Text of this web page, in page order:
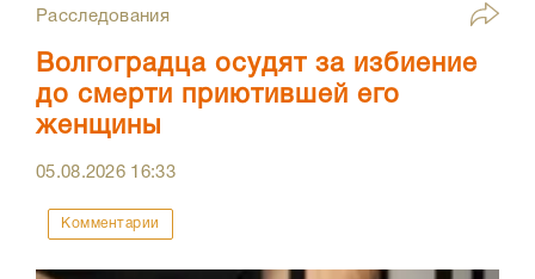
Расследования
Волгоградца осудят за избиение
до смерти приютившей его
женщины
05.08.2026 16:33
Комментарии